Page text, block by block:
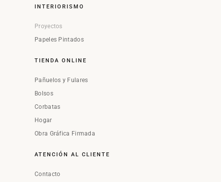
INTERIORISMO
Proyectos
Papeles Pintados
TIENDA ONLINE
Pañuelos y Fulares
Bolsos
Corbatas
Hogar
Obra Gráfica Firmada
ATENCIÓN AL CLIENTE
Contacto